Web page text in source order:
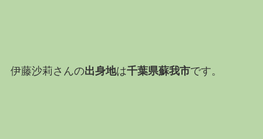
伊藤沙莉さんの出身地は千葉県蘇我市です。